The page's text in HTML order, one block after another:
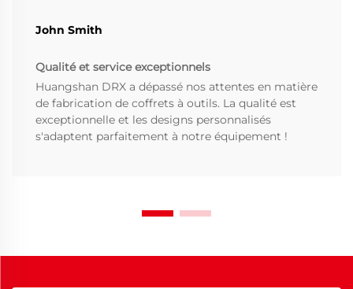
John Smith
Qualité et service exceptionnels
Huangshan DRX a dépassé nos attentes en matière
de fabrication de coffrets à outils. La qualité est
exceptionnelle et les designs personnalisés
s'adaptent parfaitement à notre équipement !